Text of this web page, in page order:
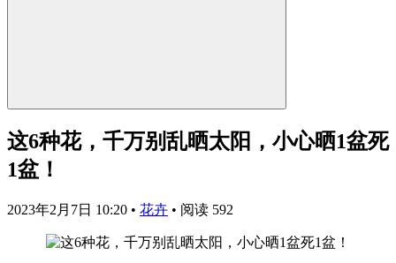
这6种花，千万别乱晒太阳，小心晒1盆死
1盆！
2023年2月7日 10:20 • 花卉 • 阅读 592